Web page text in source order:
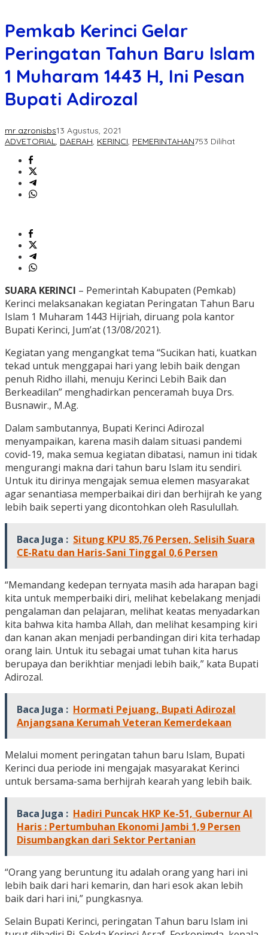
Pemkab Kerinci Gelar
Peringatan Tahun Baru Islam
1 Muharam 1443 H, Ini Pesan
Bupati Adirozal
mr azronisbs13 Agustus, 2021
ADVETORIAL, DAERAH, KERINCI, PEMERINTAHAN753 Dilihat
SUARA KERINCI – Pemerintah Kabupaten (Pemkab)
Kerinci melaksanakan kegiatan Peringatan Tahun Baru
Islam 1 Muharam 1443 Hijriah, diruang pola kantor
Bupati Kerinci, Jum’at (13/08/2021).
Kegiatan yang mengangkat tema “Sucikan hati, kuatkan
tekad untuk menggapai hari yang lebih baik dengan
penuh Ridho illahi, menuju Kerinci Lebih Baik dan
Berkeadilan” menghadirkan penceramah buya Drs.
Busnawir., M.Ag.
Dalam sambutannya, Bupati Kerinci Adirozal
menyampaikan, karena masih dalam situasi pandemi
covid-19, maka semua kegiatan dibatasi, namun ini tidak
mengurangi makna dari tahun baru Islam itu sendiri.
Untuk itu dirinya mengajak semua elemen masyarakat
agar senantiasa memperbaikai diri dan berhijrah ke yang
lebih baik seperti yang dicontohkan oleh Rasulullah.
Baca Juga : Situng KPU 85,76 Persen, Selisih Suara
CE-Ratu dan Haris-Sani Tinggal 0,6 Persen
“Memandang kedepan ternyata masih ada harapan bagi
kita untuk memperbaiki diri, melihat kebelakang menjadi
pengalaman dan pelajaran, melihat keatas menyadarkan
kita bahwa kita hamba Allah, dan melihat kesamping kiri
dan kanan akan menjadi perbandingan diri kita terhadap
orang lain. Untuk itu sebagai umat tuhan kita harus
berupaya dan berikhtiar menjadi lebih baik,” kata Bupati
Adirozal.
Baca Juga : Hormati Pejuang, Bupati Adirozal
Anjangsana Kerumah Veteran Kemerdekaan
Melalui moment peringatan tahun baru Islam, Bupati
Kerinci dua periode ini mengajak masyarakat Kerinci
untuk bersama-sama berhijrah kearah yang lebih baik.
Baca Juga : Hadiri Puncak HKP Ke-51, Gubernur Al
Haris : Pertumbuhan Ekonomi Jambi 1,9 Persen
Disumbangkan dari Sektor Pertanian
“Orang yang beruntung itu adalah orang yang hari ini
lebih baik dari hari kemarin, dan hari esok akan lebih
baik dari hari ini,” pungkasnya.
Selain Bupati Kerinci, peringatan Tahun baru Islam ini